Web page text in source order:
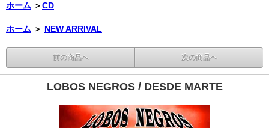
ホーム ＞CD
ホーム ＞ NEW ARRIVAL
前の商品へ 次の商品へ
LOBOS NEGROS / DESDE MARTE